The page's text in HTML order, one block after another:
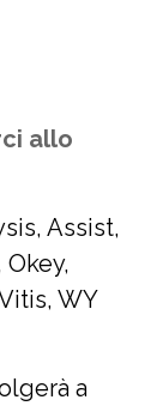
allo
, Assist,
Okey,
, WY
a